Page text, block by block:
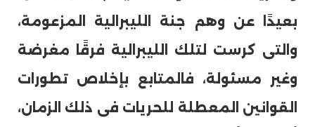
بعيدًا عن وهم جنة الليبرالية المزعومة،
والتى كرست لتلك الليبرالية فرقًا مغرضة
وغير مسئولة، فالمتابع بإخلاص تطورات
القوانين المعطلة للحريات فى ذلك الزمان،